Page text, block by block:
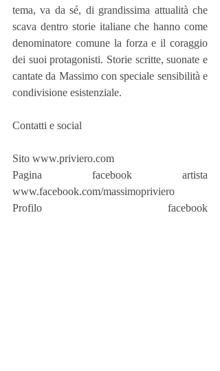
tema, va da sé, di grandissima attualità che
scava dentro storie italiane che hanno come
denominatore comune la forza e il coraggio
dei suoi protagonisti. Storie scritte, suonate e
cantate da Massimo con speciale sensibilità e
condivisione esistenziale.
Contatti e social
Sito www.priviero.com
Pagina facebook artista
www.facebook.com/massimopriviero
Profilo facebook